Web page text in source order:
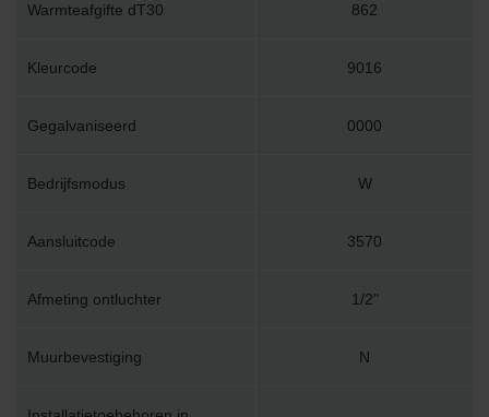
Warmteafgifte dT30 862
Kleurcode 9016
Gegalvaniseerd 0000
Bedrijfsmodus W
Aansluitcode 3570
Afmeting ontluchter 1/2"
Muurbevestiging N